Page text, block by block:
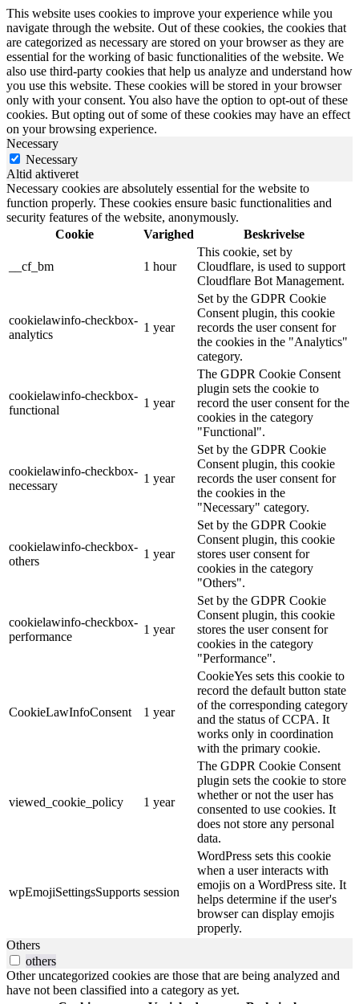
This website uses cookies to improve your experience while you
navigate through the website. Out of these cookies, the cookies that
are categorized as necessary are stored on your browser as they are
essential for the working of basic functionalities of the website. We
also use third-party cookies that help us analyze and understand how
you use this website. These cookies will be stored in your browser
only with your consent. You also have the option to opt-out of these
cookies. But opting out of some of these cookies may have an effect
on your browsing experience.
Necessary
Necessary
Altid aktiveret
Necessary cookies are absolutely essential for the website to
function properly. These cookies ensure basic functionalities and
security features of the website, anonymously.
Cookie
Varighed Beskrivelse
__cf_bm 1 hour
This cookie, set by
Cloudflare, is used to support
Cloudflare Bot Management.
cookielawinfo-checkbox-
analytics
1 year
Set by the GDPR Cookie
Consent plugin, this cookie
records the user consent for
the cookies in the "Analytics"
category.
cookielawinfo-checkbox-
functional
1 year
The GDPR Cookie Consent
plugin sets the cookie to
record the user consent for the
cookies in the category
"Functional".
cookielawinfo-checkbox-
necessary
1 year
Set by the GDPR Cookie
Consent plugin, this cookie
records the user consent for
the cookies in the
"Necessary" category.
cookielawinfo-checkbox-
others
1 year
Set by the GDPR Cookie
Consent plugin, this cookie
stores user consent for
cookies in the category
"Others".
cookielawinfo-checkbox-
performance
1 year
Set by the GDPR Cookie
Consent plugin, this cookie
stores the user consent for
cookies in the category
"Performance".
CookieLawInfoConsent 1 year
CookieYes sets this cookie to
record the default button state
of the corresponding category
and the status of CCPA. It
works only in coordination
with the primary cookie.
viewed_cookie_policy 1 year
The GDPR Cookie Consent
plugin sets the cookie to store
whether or not the user has
consented to use cookies. It
does not store any personal
data.
wpEmojiSettingsSupports session
WordPress sets this cookie
when a user interacts with
emojis on a WordPress site. It
helps determine if the user's
browser can display emojis
properly.
Others
others
Other uncategorized cookies are those that are being analyzed and
have not been classified into a category as yet.